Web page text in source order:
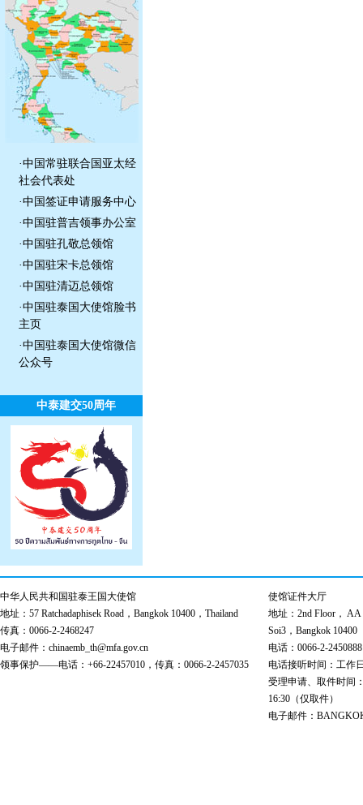
·中国常驻联合国亚太经
社会代表处
·中国签证申请服务中心
·中国驻普吉领事办公室
·中国驻孔敬总领馆
·中国驻宋卡总领馆
·中国驻清迈总领馆
·中国驻泰国大使馆脸书
主页
·中国驻泰国大使馆微信
公众号
中泰建交50周年
中华人民共和国驻泰王国大使馆
地址：57 Ratchadaphisek Road，Bangkok 10400，Thailand
传真：0066-2-2468247
电子邮件：chinaemb_th@mfa.gov.cn
领事保护——电话：+66-22457010，传真：0066-2-2457035
使馆证件大厅
地址：2nd Floor， AA
Soi3，Bangkok 10400
电话：0066-2-
电话接听时间：工作
受理申请、取件时间
16:30（仅取件）
电子邮件：